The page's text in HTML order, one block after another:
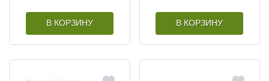
В КОРЗИНУ В КОРЗИНУ